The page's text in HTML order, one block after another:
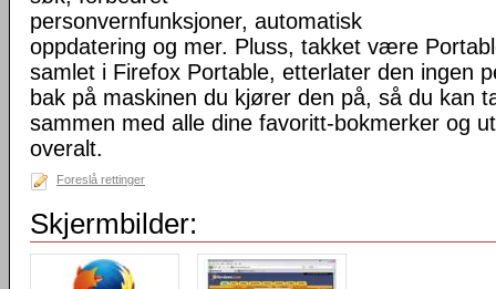
personvernfunksjoner, automatisk
oppdatering og mer. Pluss, takket være
samlet i Firefox Portable, etterlater den ingen
bak på maskinen du kjører den på, så du kan
sammen med alle dine favoritt-bokmerker og
overalt.
Foreslå rettinger
Skjermbilder: